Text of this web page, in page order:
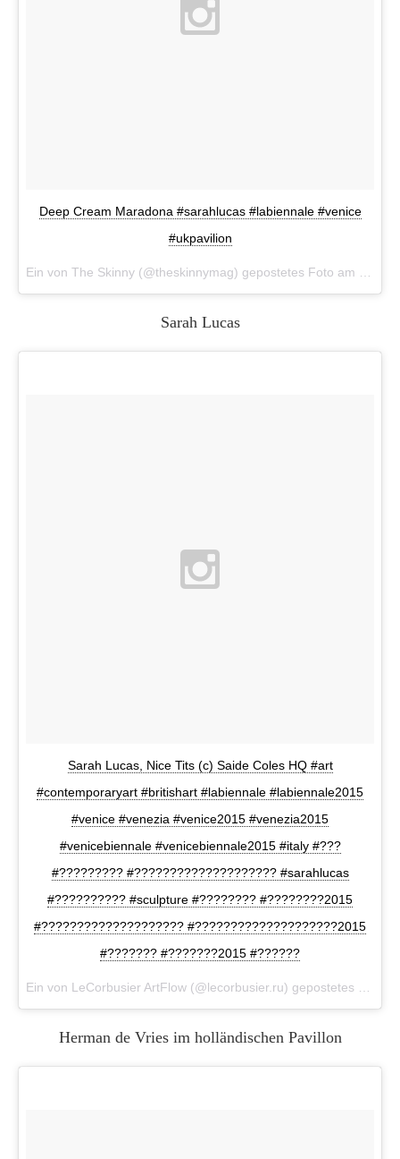
Deep Cream Maradona #sarahlucas #labiennale #venice
#ukpavilion
Sarah Lucas
Sarah Lucas, Nice Tits (c) Saide Coles HQ #art
#contemporaryart #britishart #labiennale #labiennale2015
#venice #venezia #venice2015 #venezia2015
#venicebiennale #venicebiennale2015 #italy #???
#????????? #???????????????????? #sarahlucas
#?????????? #sculpture #???????? #????????2015
#???????????????????? #????????????????????2015
#??????? #???????2015 #??????
Herman de Vries im holländischen Pavillon